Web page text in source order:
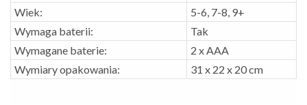
Wiek:
5-6, 7-8, 9+
Wymaga baterii:
Tak
Wymagane baterie:
2 x AAA
Wymiary opakowania:
31 x 22 x 20 cm